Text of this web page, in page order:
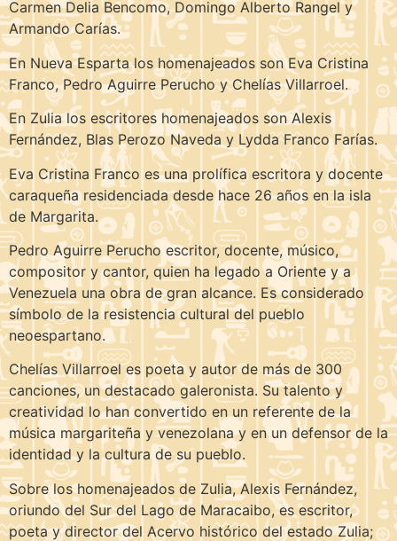
Carmen Delia Bencomo, Domingo Alberto Rangel y
Armando Carías.
En Nueva Esparta los homenajeados son Eva Cristina
Franco, Pedro Aguirre Perucho y Chelías Villarroel.
En Zulia los escritores homenajeados son Alexis
Fernández, Blas Perozo Naveda y Lydda Franco Farías.
Eva Cristina Franco es una prolífica escritora y docente
caraqueña residenciada desde hace 26 años en la isla
de Margarita.
Pedro Aguirre Perucho escritor, docente, músico,
compositor y cantor, quien ha legado a Oriente y a
Venezuela una obra de gran alcance. Es considerado
símbolo de la resistencia cultural del pueblo
neoespartano.
Chelías Villarroel es poeta y autor de más de 300
canciones, un destacado galeronista. Su talento y
creatividad lo han convertido en un referente de la
música margariteña y venezolana y en un defensor de la
identidad y la cultura de su pueblo.
Sobre los homenajeados de Zulia, Alexis Fernández,
oriundo del Sur del Lago de Maracaibo, es escritor,
poeta y director del Acervo histórico del estado Zulia;